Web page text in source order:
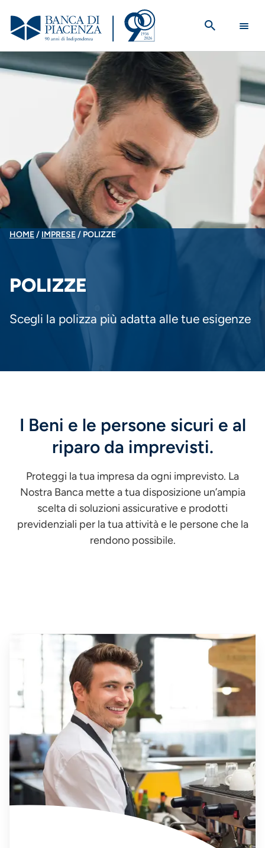
contenuto
principale
BRICIOLE
PANE
HOME IMPRESE POLIZZE
POLIZZE
Scegli la polizza più adatta alle tue esigenze
I Beni e le persone sicuri e al
riparo da imprevisti.
Proteggi la tua impresa da ogni imprevisto. La
Nostra Banca mette a tua disposizione un’ampia
scelta di soluzioni assicurative e prodotti
previdenziali per la tua attività e le persone che la
rendono possibile.